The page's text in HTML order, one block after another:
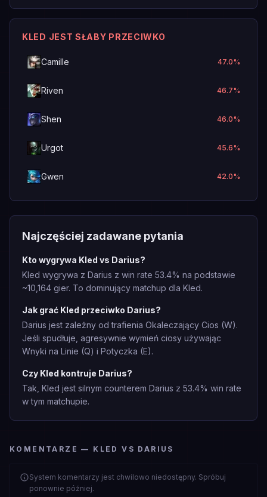
KLED JEST SŁABY PRZECIWKO
Camille 47.0%
Riven 46.7%
Shen 46.0%
Urgot 45.6%
Gwen 42.0%
Najczęściej zadawane pytania
Kto wygrywa Kled vs Darius?
Kled wygrywa z Darius z win rate 53.4% na podstawie
~10,164 gier. To dominujący matchup dla Kled.
Jak grać Kled przeciwko Darius?
Darius jest zależny od trafienia Okaleczający Cios (W).
Jeśli spudłuje, agresywnie wymień ciosy używając
Wnyki na Linie (Q) i Potyczka (E).
Czy Kled kontruje Darius?
Tak, Kled jest silnym counterem Darius z 53.4% win rate
w tym matchupie.
KOMENTARZE — KLED VS DARIUS
System komentarzy jest chwilowo niedostępny. Spróbuj
ponownie później.